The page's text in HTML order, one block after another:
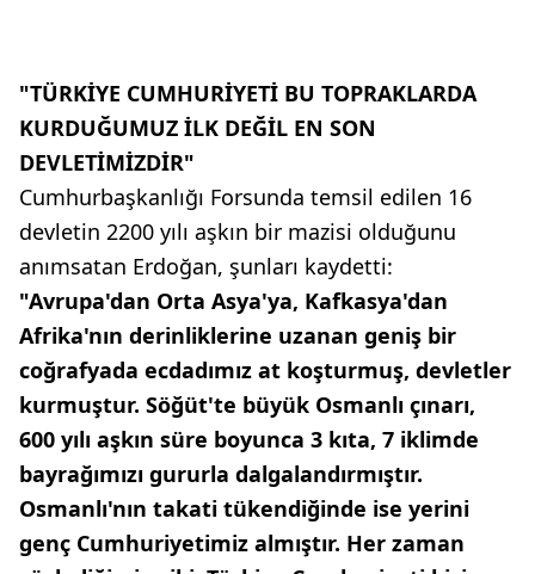
"TÜRKİYE CUMHURİYETİ BU TOPRAKLARDA
KURDUĞUMUZ İLK DEĞİL EN SON
DEVLETİMİZDİR"
Cumhurbaşkanlığı Forsunda temsil edilen 16
devletin 2200 yılı aşkın bir mazisi olduğunu
anımsatan Erdoğan, şunları kaydetti:
"Avrupa'dan Orta Asya'ya, Kafkasya'dan
Afrika'nın derinliklerine uzanan geniş bir
coğrafyada ecdadımız at koşturmuş, devletler
kurmuştur. Söğüt'te büyük Osmanlı çınarı,
600 yılı aşkın süre boyunca 3 kıta, 7 iklimde
bayrağımızı gururla dalgalandırmıştır.
Osmanlı'nın takati tükendiğinde ise yerini
genç Cumhuriyetimiz almıştır. Her zaman